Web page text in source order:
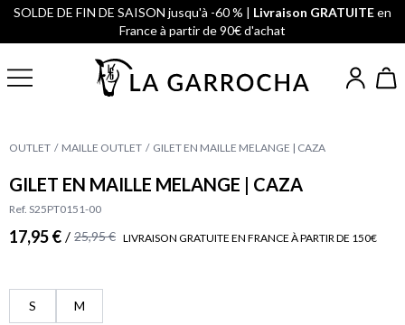
SOLDE DE FIN DE SAISON jusqu'à -60 % | Livraison GRATUITEen
France à partir de 90€ d'achat
OUTLET MAILLE OUTLET GILET EN MAILLE MELANGE | CAZA
GILET EN MAILLE MELANGE | CAZA
Ref. S25PT0151-00
17,95 € / 25,95 € LIVRAISON GRATUITE EN FRANCE À PARTIR DE 150€
S M